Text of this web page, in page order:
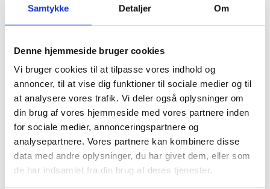
Samtykke Detaljer Om
Denne hjemmeside bruger cookies
Vi bruger cookies til at tilpasse vores indhold og
annoncer, til at vise dig funktioner til sociale medier og til
at analysere vores trafik. Vi deler også oplysninger om
din brug af vores hjemmeside med vores partnere inden
for sociale medier, annonceringspartnere og
analysepartnere. Vores partnere kan kombinere disse
data med andre oplysninger, du har givet dem, eller som
de har indsamlet fra din brug af deres tjenester.
Baggrund
Jeg har en baggrund som cand.it i webkommunikation
med specialisering i webformidling fra Syddansk
Universitet. Særligt bruger jeg kræfter på at
kommunikere gennem lyd, video og grafik og har stor
fokus på relationsskabende formidling.